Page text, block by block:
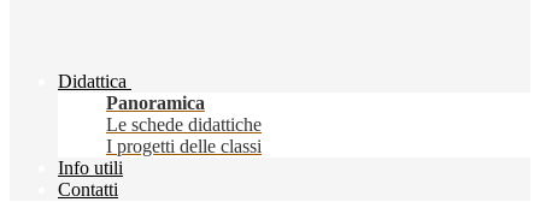
Didattica
Panoramica
Le schede didattiche
I progetti delle classi
Info utili
Contatti